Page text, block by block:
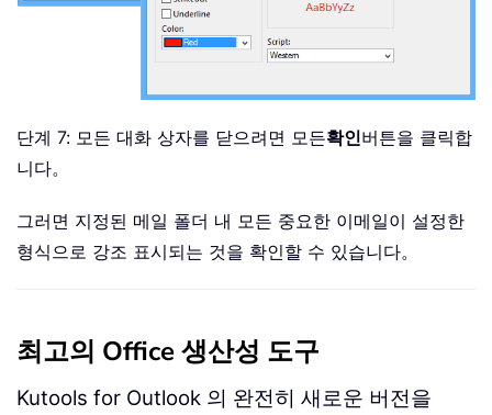
단계 7: 모든 대화 상자를 닫으려면 모든확인버튼을 클릭합
니다。
그러면 지정된 메일 폴더 내 모든 중요한 이메일이 설정한
형식으로 강조 표시되는 것을 확인할 수 있습니다。
최고의 Office 생산성 도구
Kutools for Outlook 의 완전히 새로운 버전을